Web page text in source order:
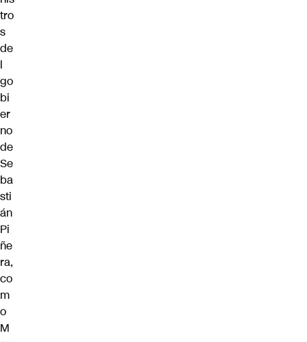
tro
s
de
l
go
bi
er
no
de
Se
ba
sti
án
Pi
ñe
ra,
co
m
o
M